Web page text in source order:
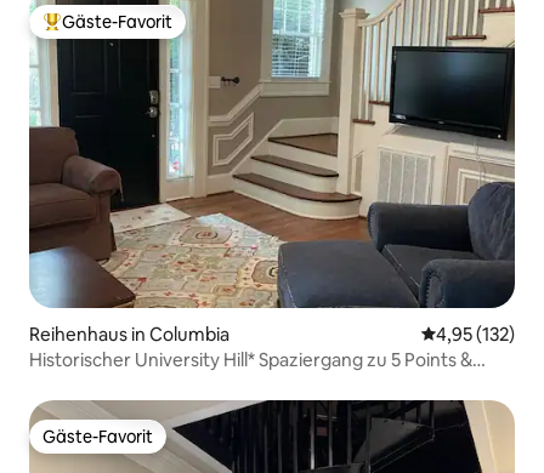
Beliebter Gäste-Favorit.
Gäste-Favorit
Reihenhaus in Columbia
4,95 (132)
Historischer University Hill* Spaziergang zu 5 Points &
Gäste-Favorit
Gäste-Favorit